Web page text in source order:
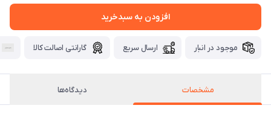
افزودن به سبدخرید
موجود در انبار ارسال سریع گارانتی اصالت کالا
مشخصات دیدگاه‌ها